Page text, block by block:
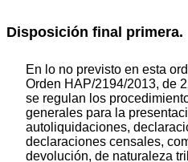
Disposición final
En lo no previsto en esta
Orden HAP/2194/2013, de
se regulan los
generales para la
autoliquidaciones,
declaraciones censales,
devolución, de naturaleza